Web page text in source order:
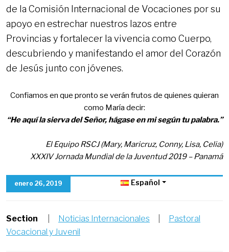
de la Comisión Internacional de Vocaciones por su
apoyo en estrechar nuestros lazos entre
Provincias y fortalecer la vivencia como Cuerpo,
descubriendo y manifestando el amor del Corazón
de Jesús junto con jóvenes.
Confiamos en que pronto se verán frutos de quienes quieran
como María decir:
“He aquí la sierva del Señor, hágase en mi según tu palabra.”
El Equipo RSCJ (Mary, Maricruz, Conny, Lisa, Celia)
XXXIV Jornada Mundial de la Juventud 2019 – Panamá
enero 26, 2019 Español
Section Noticias Internacionales
Pastoral
Vocacional y Juvenil